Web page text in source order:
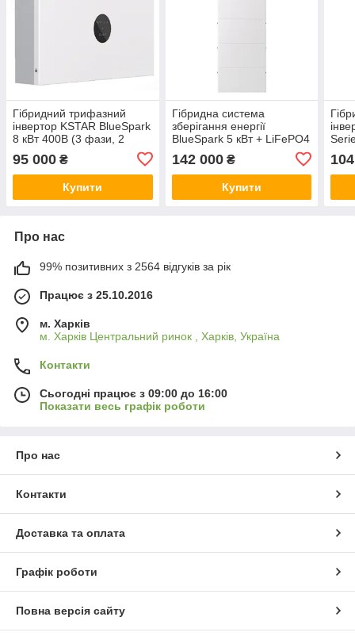
Гібридний трифазний
інвертор KSTAR BlueSpark
8 кВт 400В (3 фази, 2
LiFePO4)
95 000 ₴
Купити
Гібридна система
зберігання енергії
BlueSpark 5 кВт + LiFePO4
5.1 кВт·год (EVE), 230В, 2
MPPT, Wi-Fi
142 000₴
Купити
Про нас
99% позитивних з 2564 відгуків за рік
Працює з 25.10.2016
м. Харків
м. Харків Центральний ринок , Харків, Україна
Контакти
Сьогодні працює з 09:00 до 16:00
Показати весь графік роботи
Про нас
Контакти
Доставка та оплата
Графік роботи
Повна версія сайту